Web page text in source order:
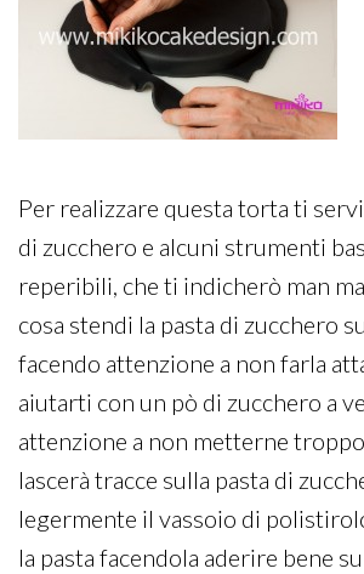
Per realizzare questa torta ti
di zucchero e alcuni strumenti
reperibili, che ti indicherò man
cosa stendi la pasta di zucchero
facendo attenzione a non farla
aiutarti con un pò di zucchero a
attenzione a non metterne
lascerà tracce sulla pasta di
legermente il vassoio di
la pasta facendola aderire bene